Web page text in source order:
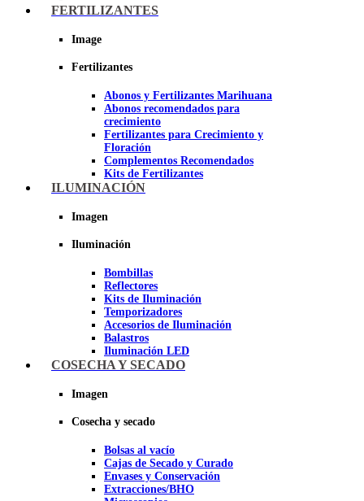
FERTILIZANTES
Image
Fertilizantes
Abonos y Fertilizantes Marihuana
Abonos recomendados para
crecimiento
Fertilizantes para Crecimiento y
Floración
Complementos Recomendados
Kits de Fertilizantes
ILUMINACIÓN
Imagen
Iluminación
Bombillas
Reflectores
Kits de Iluminación
Temporizadores
Accesorios de Iluminación
Balastros
Iluminación LED
Iluminación LEC
COSECHA Y SECADO
Imagen
Cosecha y secado
Bolsas al vacío
Cajas de Secado y Curado
Envases y Conservación
Extracciones/BHO